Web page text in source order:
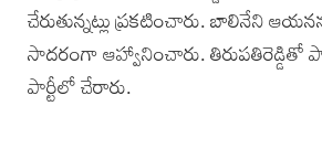
చేరుతున్నట్లు ప్రకటించారు. బాలినేని
సాదరంగా ఆహ్వానించారు. తిరుపతిరెడ్డితో
పార్టీలో చేరారు.